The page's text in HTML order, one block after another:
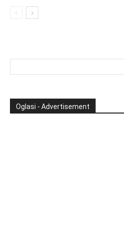
Oglasi - Advertisement